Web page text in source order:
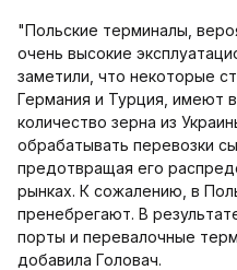
"Польские терминалы,
очень высокие
заметили, что некоторые
Германия и Турция, имеют
количество зерна из
обрабатывать перевозки
предотвращая его
рынках. К сожалению, в
пренебрегают. В
порты и перевалочные
добавила Головач.